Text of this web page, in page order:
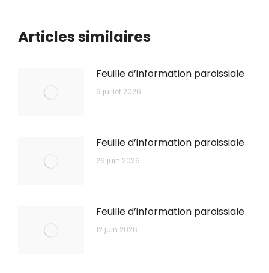
Articles similaires
Feuille d’information paroissiale
9 juillet 2026
Feuille d’information paroissiale
26 juin 2026
Feuille d’information paroissiale
12 juin 2026